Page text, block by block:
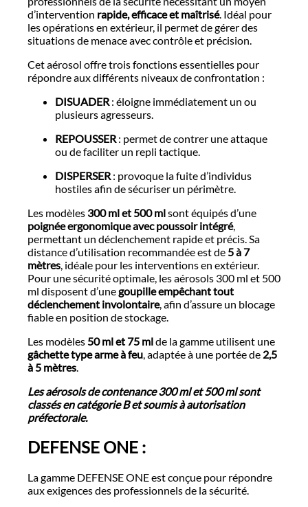
d’intervention rapide, efficace et maîtrisé. Idéal pour
les opérations en extérieur, il permet de gérer des
situations de menace avec contrôle et précision.
Cet aérosol offre trois fonctions essentielles pour
répondre aux différents niveaux de confrontation :
DISUADER : éloigne immédiatement un ou
plusieurs agresseurs.
REPOUSSER : permet de contrer une attaque
ou de faciliter un repli tactique.
DISPERSER : provoque la fuite d’individus
hostiles afin de sécuriser un périmètre.
Les modèles 300 ml et 500 mlsont équipés d’une
poignée ergonomique avec poussoir intégré,
permettant un déclenchement rapide et précis. Sa
distance d’utilisation recommandée est de 5 à 7
mètres , idéale pour les interventions en extérieur.
Pour une sécurité optimale, les aérosols 300 ml et 500
ml disposent d’unegoupille empêchant tout
déclenchement involontaire, afin d’assure un blocage
fiable en position de stockage.
Les modèles 50 ml et 75 mlde la gamme utilisent une
gâchette type arme à feu , adaptée à une portée de 2,5
à 5 mètres
Les aérosols de contenance 300 ml et 500 ml sont
classés en catégorie B et soumis à autorisation
préfectorale.
DEFENSE ONE :
La gamme DEFENSE ONE est conçue pour répondre
aux exigences des professionnels de la sécurité.